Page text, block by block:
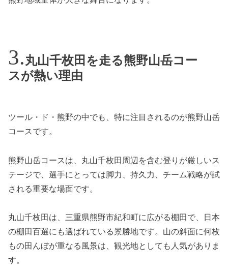
丸山千枚田を走る熊野山岳コー
スが熱い理由
ツール・ド・熊野の中でも、特に注目されるのが熊野山岳
コースです。
熊野山岳コースは、丸山千枚田周辺を含む登りが厳しいス
テージで、選手にとっては脚力、持久力、チーム戦略が試
される重要な場面です。
丸山千枚田は、三重県熊野市紀和町に広がる棚田で、日本
の棚田百選にも選ばれている景勝地です。山の斜面に何枚
もの田んぼが重なる風景は、観光地としても人気がありま
す。